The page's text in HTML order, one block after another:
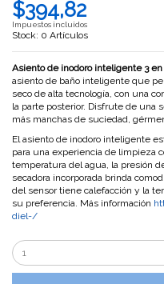
$394,82
Impuestos incluidos
Stock: 0 Artículos
Asiento de inodoro inteligente 3en
asiento de baño inteligente que
seco de alta tecnología, con una
la parte posterior. Disfrute de una
más manchas de suciedad,
El asiento de inodoro inteligente
para una experiencia de limpieza
temperatura del agua, la presión
secadora incorporada brinda
del sensor tiene calefacción y la
su preferencia. Más información
diel-/